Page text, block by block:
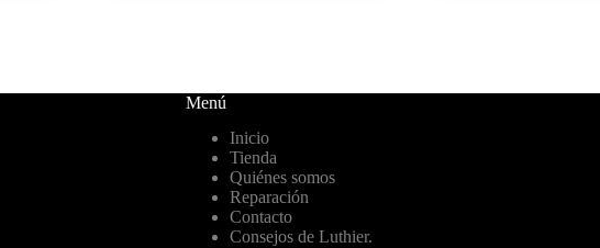
Menú
Inicio
Tienda
Quiénes somos
Reparación
Contacto
Consejos de Luthier.